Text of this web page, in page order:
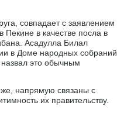
совпадает с заявлением
в качестве посла в
Асадулла Билал
в Доме народных собраний
это обычным
напрямую связаны с
их правительству.